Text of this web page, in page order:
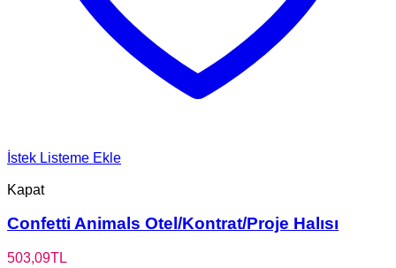
İstek Listeme Ekle
Kapat
Confetti Animals Otel/Kontrat/Proje Halısı
503,09TL